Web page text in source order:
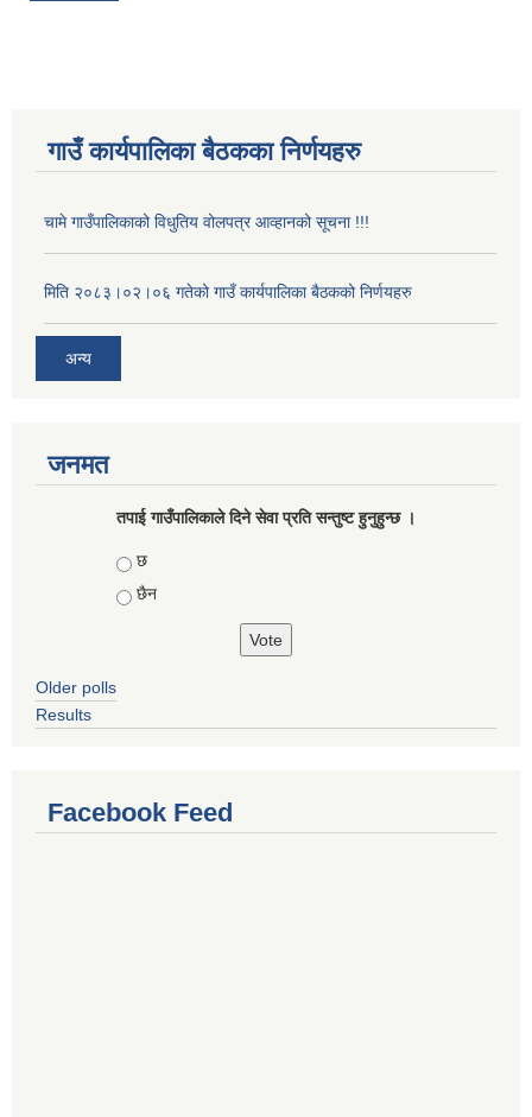
गाउँ कार्यपालिका बैठकका निर्णयहरु
चामे गाउँपालिकाको विधुतिय वोलपत्र आव्हानको सूचना !!!
मिति २०८३।०२।०६ गतेको गाउँ कार्यपालिका बैठकको निर्णयहरु
अन्य
जनमत
तपाई गाउँपालिकाले दिने सेवा प्रति सन्तुष्ट हुनुहुन्छ ।
Choices
छ
छैन
Older polls
Results
Facebook Feed